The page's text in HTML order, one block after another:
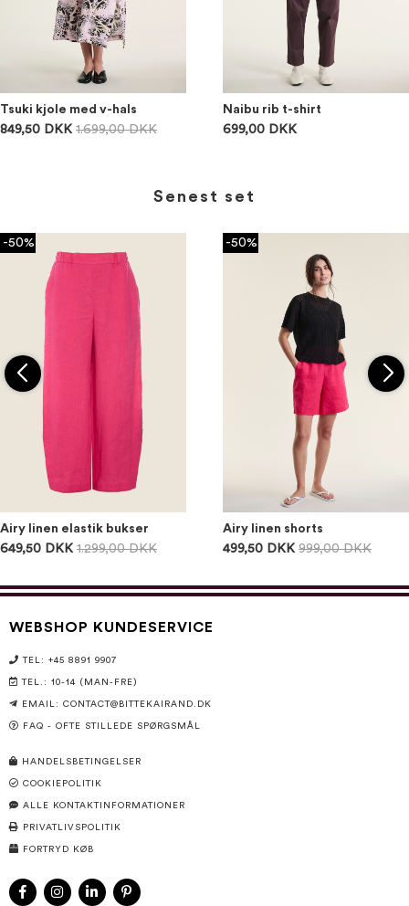
Tsuki kjole med v-hals
849,50 DKK 1.699,00 DKK
Naibu rib t-shirt
699,00 DKK
Senest set
-50%
Airy linen elastik bukser
649,50 DKK 1.299,00 DKK
-50%
Airy linen shorts
499,50 DKK 999,00 DKK
WEBSHOP KUNDESERVICE
TEL: +45 8891 9907
TEL.: 10-14 (MAN-FRE)
EMAIL: CONTACT@BITTEKAIRAND.DK
FAQ - OFTE STILLEDE SPØRGSMÅL
HANDELSBETINGELSER
COOKIEPOLITIK
ALLE KONTAKTINFORMATIONER
PRIVATLIVSPOLITIK
FORTRYD KØB